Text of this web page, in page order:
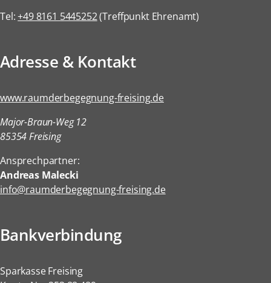
Tel:+49 8161 5445252(Treffpunkt Ehrenamt)
Adresse & Kontakt
www.raumderbegegnung-freising.de
Major-Braun-Weg 12
85354 Freising
Ansprechpartner:
Andreas Malecki
info@raumderbegegnung-freising.de
Bankverbindung
Sparkasse Freising